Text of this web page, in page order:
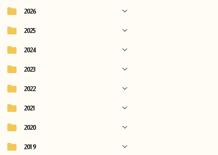
2026
2025
2024
2023
2022
2021
2020
2019